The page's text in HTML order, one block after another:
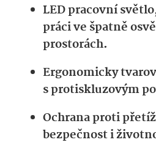
LED pracovní
práci ve špatně
prostorách.
Ergonomicky
s protiskluzovým
Ochrana proti
bezpečnost i